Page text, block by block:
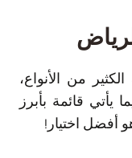
من الأنواع،
يأتي قائمة بأبرز
أفضل اختيار!